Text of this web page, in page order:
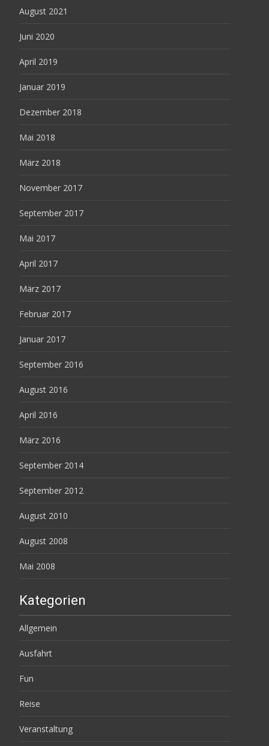
August 2021
Juni 2020
April 2019
Januar 2019
Dezember 2018
Mai 2018
März 2018
November 2017
September 2017
Mai 2017
April 2017
März 2017
Februar 2017
Januar 2017
September 2016
August 2016
April 2016
März 2016
September 2014
September 2012
August 2010
August 2008
Mai 2008
Kategorien
Allgemein
Ausfahrt
Fun
Reise
Veranstaltung